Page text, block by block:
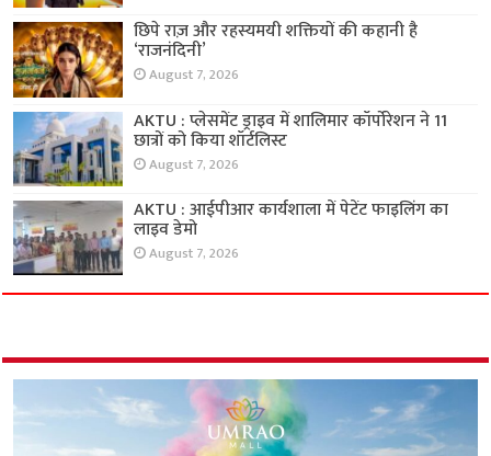
छिपे राज़ और रहस्यमयी शक्तियों की कहानी है
‘राजनंदिनी’
August 7, 2026
AKTU : प्लेसमेंट ड्राइव में शालिमार कॉर्पोरेशन ने 11
छात्रों को किया शॉर्टलिस्ट
August 7, 2026
AKTU : आईपीआर कार्यशाला में पेटेंट फाइलिंग का
लाइव डेमो
August 7, 2026